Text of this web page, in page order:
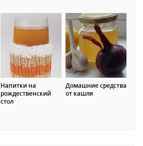
Напитки на
рождественский
стол
Домашние средства
от кашля